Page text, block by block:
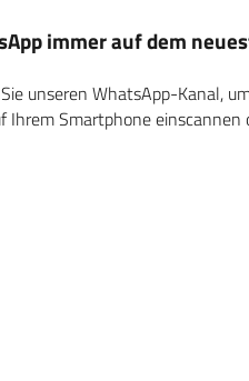
immer auf dem
unseren WhatsApp-Kanal,
Ihrem Smartphone